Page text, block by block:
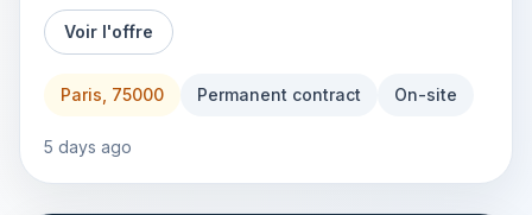
Voir l'offre
Paris, 75000 Permanent contract On-site
5 days ago